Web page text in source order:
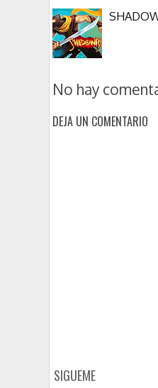
No hay
DEJA UN COMENTARIO
SIGUEME